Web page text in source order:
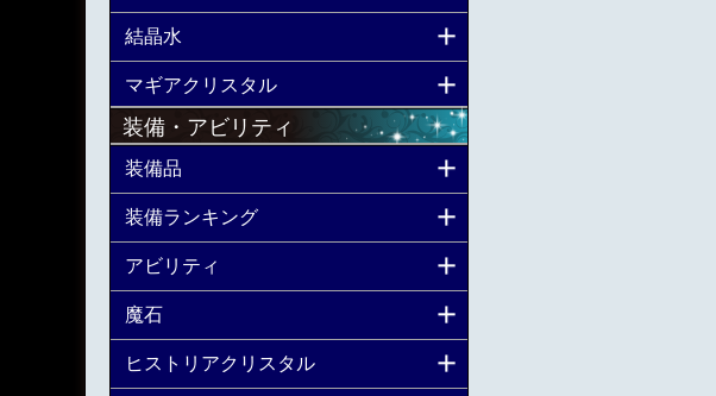
結晶水
マギアクリスタル
装備・アビリティ
装備品
装備ランキング
アビリティ
魔石
ヒストリアクリスタル